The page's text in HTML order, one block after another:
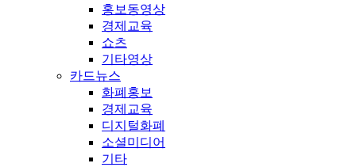
홍보동영상
경제교육
쇼츠
기타영상
카드뉴스
화폐홍보
경제교육
디지털화폐
소셜미디어
기타